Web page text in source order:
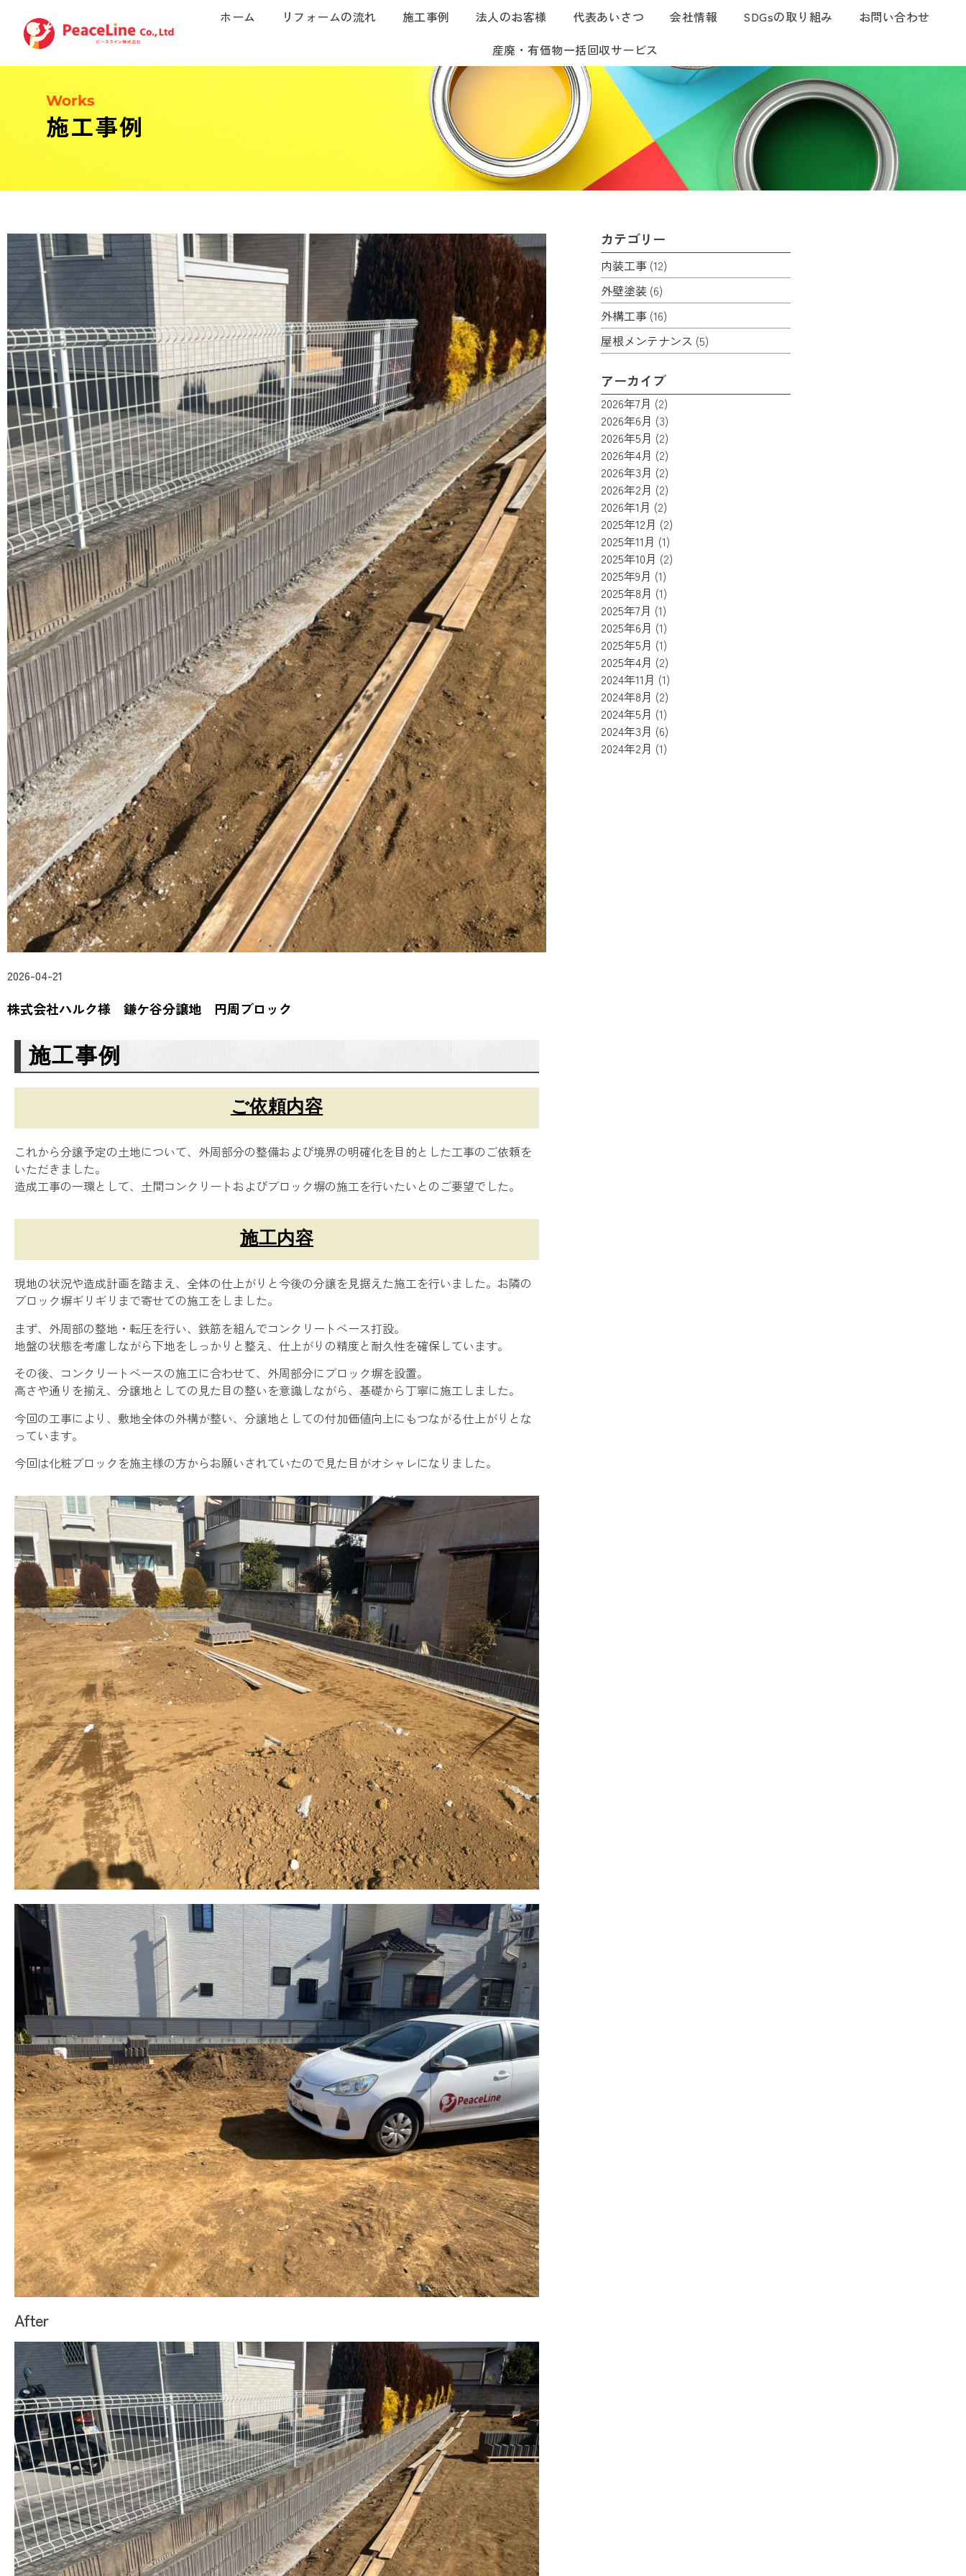
ホーム リフォームの流れ 施工事例 法人のお客様 代表あいさつ 会社情報 SDGsの取り組み
お問い合わせ
産廃・有価物一括回収サービス
Works
施工事例
2026-04-21
株式会社ハルク様 鎌ケ谷分譲地 円周ブロック
施工事例
ご依頼内容
これから分譲予定の土地について、外周部分の整備および境界の明確化を目的とした工事のご依頼を
いただきました。
造成工事の一環として、土間コンクリートおよびブロック塀の施工を行いたいとのご要望でした。
施工内容
現地の状況や造成計画を踏まえ、全体の仕上がりと今後の分譲を見据えた施工を行いました。お隣の
ブロック塀ギリギリまで寄せての施工をしました。
まず、外周部の整地・転圧を行い、鉄筋を組んでコンクリートベース打設。
地盤の状態を考慮しながら下地をしっかりと整え、仕上がりの精度と耐久性を確保しています。
その後、コンクリートベースの施工に合わせて、外周部分にブロック塀を設置。
高さや通りを揃え、分譲地としての見た目の整いを意識しながら、基礎から丁寧に施工しました。
今回の工事により、敷地全体の外構が整い、分譲地としての付加価値向上にもつながる仕上がりとな
っています。
今回は化粧ブロックを施主様の方からお願いされていたので見た目がオシャレになりました。
After
カテゴリー
内装工事(12)
外壁塗装 (6)
外構工事(16)
屋根メンテナンス (5)
アーカイブ
2026年7月 (2)
2026年6月 (3)
2026年5月 (2)
2026年4月 (2)
2026年3月 (2)
2026年2月 (2)
2026年1月 (2)
2025年12月 (2)
2025年11月 (1)
2025年10月 (2)
2025年9月 (1)
2025年8月 (1)
2025年7月 (1)
2025年6月 (1)
2025年5月 (1)
2025年4月 (2)
2024年11月 (1)
2024年8月 (2)
2024年5月 (1)
2024年3月 (6)
2024年2月 (1)